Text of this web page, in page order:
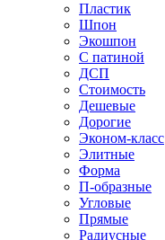
Пластик
Шпон
Экошпон
С патиной
ДСП
Стоимость
Дешевые
Дорогие
Эконом-класс
Элитные
Форма
П-образные
Угловые
Прямые
Радиусные